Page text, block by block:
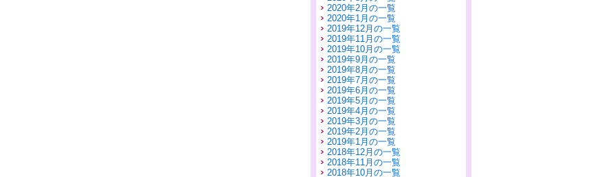
2020年2月の一覧
2020年1月の一覧
2019年12月の一覧
2019年11月の一覧
2019年10月の一覧
2019年9月の一覧
2019年8月の一覧
2019年7月の一覧
2019年6月の一覧
2019年5月の一覧
2019年4月の一覧
2019年3月の一覧
2019年2月の一覧
2019年1月の一覧
2018年12月の一覧
2018年11月の一覧
2018年10月の一覧